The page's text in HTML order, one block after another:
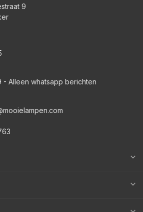
9
- Alleen whatsapp berichten